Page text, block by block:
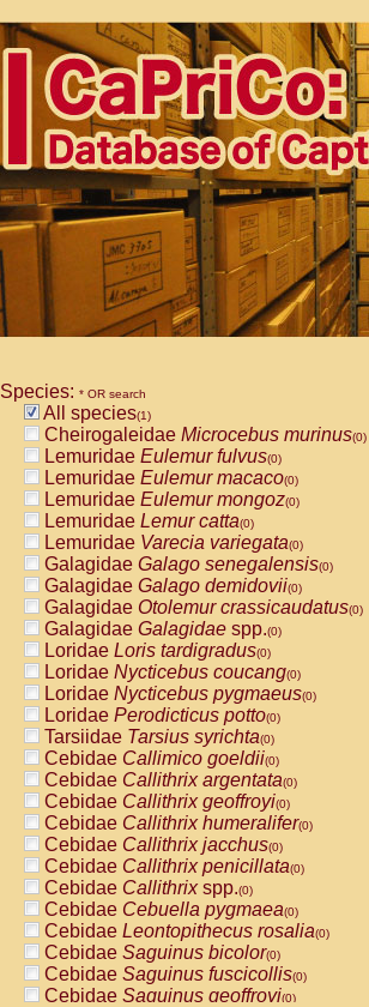
Species: * OR search
All species(1)
Cheirogaleidae Microcebus murinus(0)
Lemuridae Eulemur fulvus(0)
Lemuridae Eulemur macaco(0)
Lemuridae Eulemur mongoz(0)
Lemuridae Lemur catta(0)
Lemuridae Varecia variegata(0)
Galagidae Galago senegalensis(0)
Galagidae Galago demidovii(0)
Galagidae Otolemur crassicaudatus(0)
Galagidae Galagidae spp.(0)
Loridae Loris tardigradus(0)
Loridae Nycticebus coucang(0)
Loridae Nycticebus pygmaeus(0)
Loridae Perodicticus potto(0)
Tarsiidae Tarsius syrichta(0)
Cebidae Callimico goeldii(0)
Cebidae Callithrix argentata(0)
Cebidae Callithrix geoffroyi(0)
Cebidae Callithrix humeralifer(0)
Cebidae Callithrix jacchus(0)
Cebidae Callithrix penicillata(0)
Cebidae Callithrixspp.(0)
Cebidae Cebuella pygmaea(0)
Cebidae Leontopithecus rosalia(0)
Cebidae Saguinus bicolor(0)
Cebidae Saguinus fuscicollis(0)
Cebidae Saguinus geoffroyi(0)